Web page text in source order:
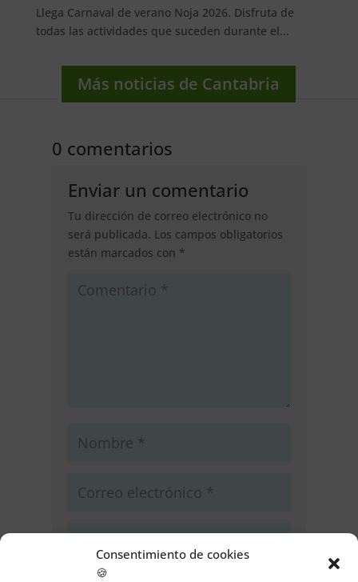
Consentimiento de cookies
🍪
Llega Carnaval de verano Noja 2026. Disfruta de
todas las actividades que suceden durante el...
Más noticias de Cantabria
0 comentarios
Enviar un comentario
Tu dirección de correo electrónico no
será publicada. Los campos obligatorios
están marcados con *